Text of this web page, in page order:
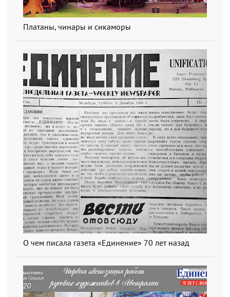
Платаны, чинары и сикаморы
О чем писала газета «Единение» 70 лет назад